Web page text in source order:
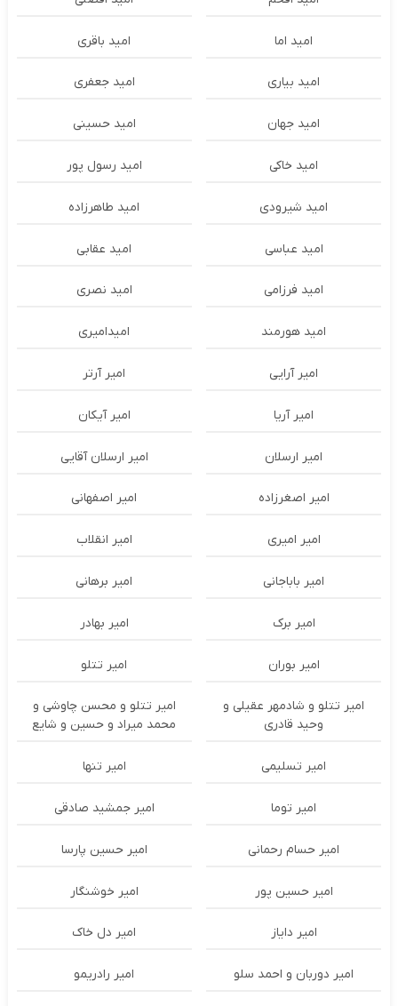
امید اما امید باقری
امید بیاری امید جعفری
امید جهان امید حسینی
امید خاکی امید رسول پور
امید شیرودی امید طاهرزاده
امید عباسی امید عقابی
امید فرزامی امید نصری
امید هورمند امیدامیری
امیر آرایی امیر آرتر
امیر آریا امیر آیکان
امیر ارسلان امیر ارسلان آقایی
امیر اصغرزاده امیر اصفهانی
امیر امیری امیر انقلاب
امیر باباجانی امیر برهانی
امیر برک امیر بهادر
امیر بوران امیر تتلو
امیر تتلو و شادمهر عقیلی و
وحید قادری
امیر تتلو و محسن چاوشی و
محمد میراد و حسین و شایع
امیر تسلیمی امیر تنها
امیر توما امیر جمشید صادقی
امیر حسام رحمانی امیر حسین پارسا
امیر حسین پور امیر خوشنگار
امیر دایاز امیر دل خاک
امیر دوربان و احمد سلو امیر رادریمو